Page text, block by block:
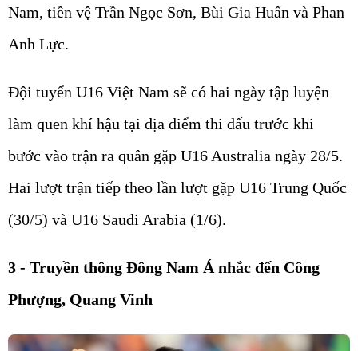
Nam, tiền vệ Trần Ngọc Sơn, Bùi Gia Huấn và Phan
Anh Lực.
Đội tuyển U16 Việt Nam sẽ có hai ngày tập luyện
làm quen khí hậu tại địa điểm thi đấu trước khi
bước vào trận ra quân gặp U16 Australia ngày 28/5.
Hai lượt trận tiếp theo lần lượt gặp U16 Trung Quốc
(30/5) và U16 Saudi Arabia (1/6).
3 - Truyền thông Đông Nam Á nhắc đến Công
Phượng, Quang Vinh